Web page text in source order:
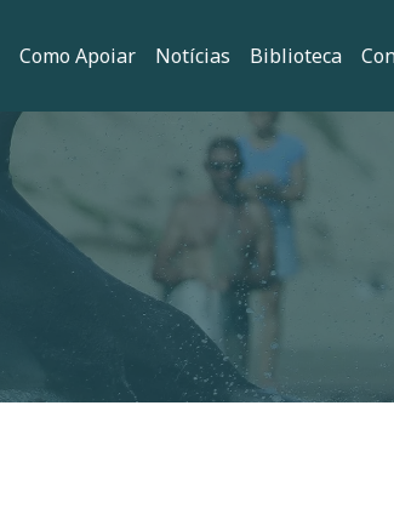
Como Apoiar Notícias Biblioteca